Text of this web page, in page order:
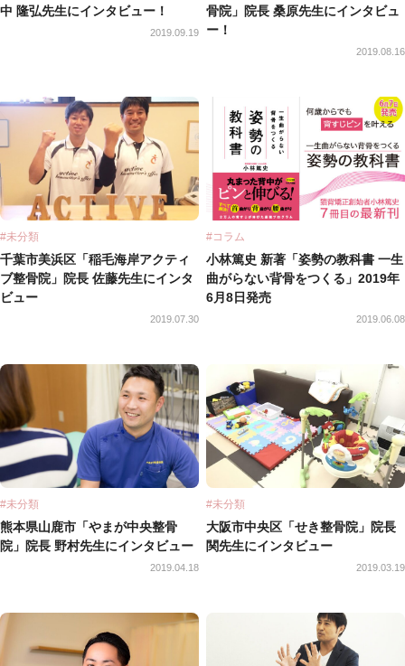
中 隆弘先生にインタビュー！
2019.09.19
骨院」院長 桑原先生にインタビュ
ー！
2019.08.16
#未分類
千葉市美浜区「稲毛海岸アクティ
ブ整骨院」院長 佐藤先生にインタ
ビュー
2019.07.30
#コラム
小林篤史 新著「姿勢の教科書 一生
曲がらない背骨をつくる」2019年
6月8日発売
2019.06.08
#未分類
熊本県山鹿市「やまが中央整骨
院」院長 野村先生にインタビュー
2019.04.18
#未分類
大阪市中央区「せき整骨院」院長
関先生にインタビュー
2019.03.19